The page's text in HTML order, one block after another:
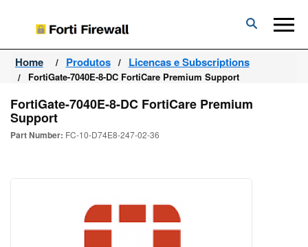
Forti
Firewall
Home Produtos Licencas e Subscriptions
FortiGate-7040E-8-DC FortiCare Premium Support
FortiGate-7040E-8-DC FortiCare Premium
Support
Part Number: FC-10-D74E8-247-02-36